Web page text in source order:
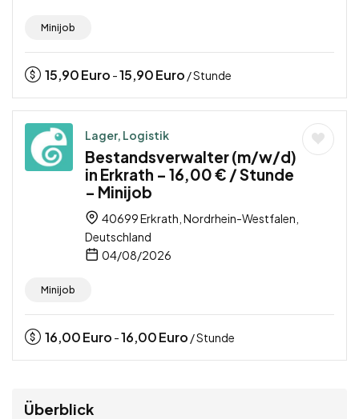
Minijob
15,90Euro -15,90Euro / Stunde
Lager, Logistik
Bestandsverwalter (m/w/d)
in Erkrath – 16,00 € / Stunde
– Minijob
40699 Erkrath, Nordrhein-Westfalen,
Deutschland
04/08/2026
Minijob
16,00Euro -16,00Euro / Stunde
Überblick